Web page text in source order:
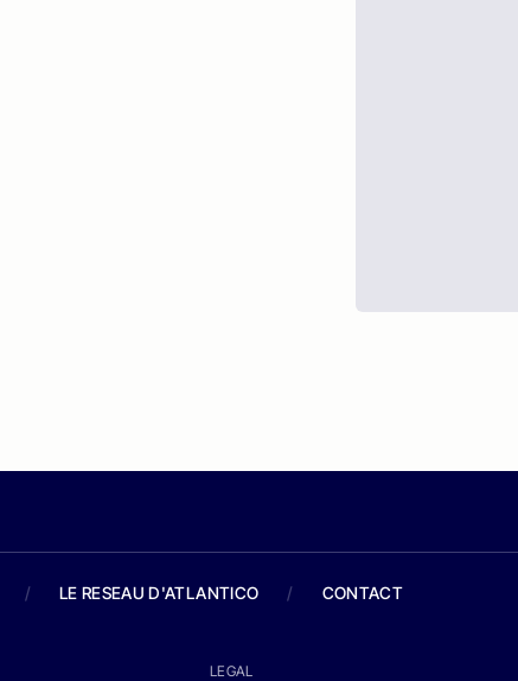
/ LE RESEAU D'ATLANTICO / CONTACT
LEGAL